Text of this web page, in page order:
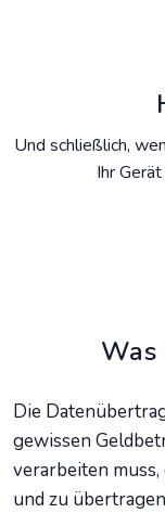
Und schließlich,
Ihr
Was
Die
gewissen
verarbeiten
und zu